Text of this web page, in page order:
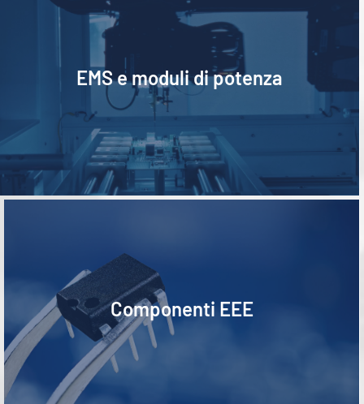
EMS e moduli di potenza
Componenti EEE